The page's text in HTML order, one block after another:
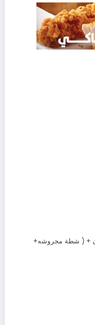
ملح‭+ ‬فلفل‭ ‬أسود‭+ ‬هيل‭ ‬مطحون‭ (‬حبهان‭ ) + ‬شطة‭ ‬مجروشه‭+